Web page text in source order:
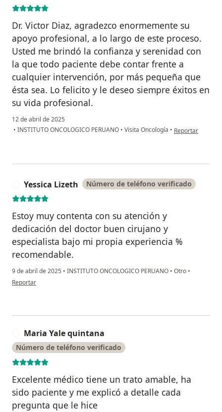
Dr. Victor Diaz, agradezco enormemente su
apoyo profesional, a lo largo de este proceso.
Usted me brindó la confianza y serenidad con
la que todo paciente debe contar frente a
cualquier intervención, por más pequeña que
ésta sea. Lo felicito y le deseo siempre éxitos en
su vida profesional.
12 de abril de 2025
• INSTITUTO ONCOLOGICO PERUANO • Visita Oncología • en opinión del
Reportar
Yessica Lizeth Número de teléfono verificado
Estoy muy contenta con su atención y
dedicación del doctor buen cirujano y
especialista bajo mi propia experiencia %
recomendable.
9 de abril de 2025 • INSTITUTO ONCOLOGICO PERUANO • Otro •
en opinión del usuario Yessica Lizeth
Reportar
Maria Yale quintana
Número de teléfono verificado
Excelente médico tiene un trato amable, ha
sido paciente y me explicó a detalle cada
pregunta que le hice